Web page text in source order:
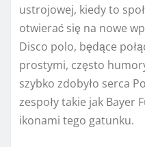
ustrojowej, kiedy to
otwierać się na nowe
Disco polo, będące
prostymi, często
szybko zdobyło serca
zespoły takie jak Bayer
ikonami tego gatunku.